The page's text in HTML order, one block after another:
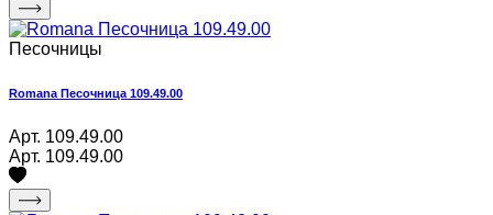
Песочницы
Romana Песочница 109.49.00
Арт. 109.49.00
Арт. 109.49.00